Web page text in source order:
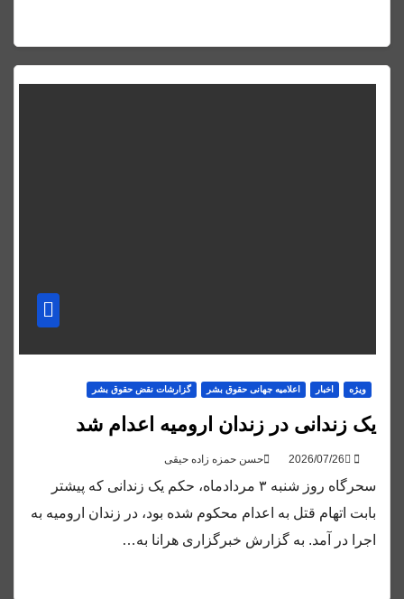
ویژه اخبار اعلاميه جهانی حقوق بشر گزارشات نقض حقوق بشر
یک زندانی در زندان ارومیه اعدام شد
حسن حمزه زاده حیقی
سحرگاه روز شنبه ۳ مردادماه، حکم یک زندانی که پیشتر
بابت اتهام قتل به اعدام محکوم شده بود، در زندان ارومیه به
اجرا در آمد. به گزارش خبرگزاری هرانا به…